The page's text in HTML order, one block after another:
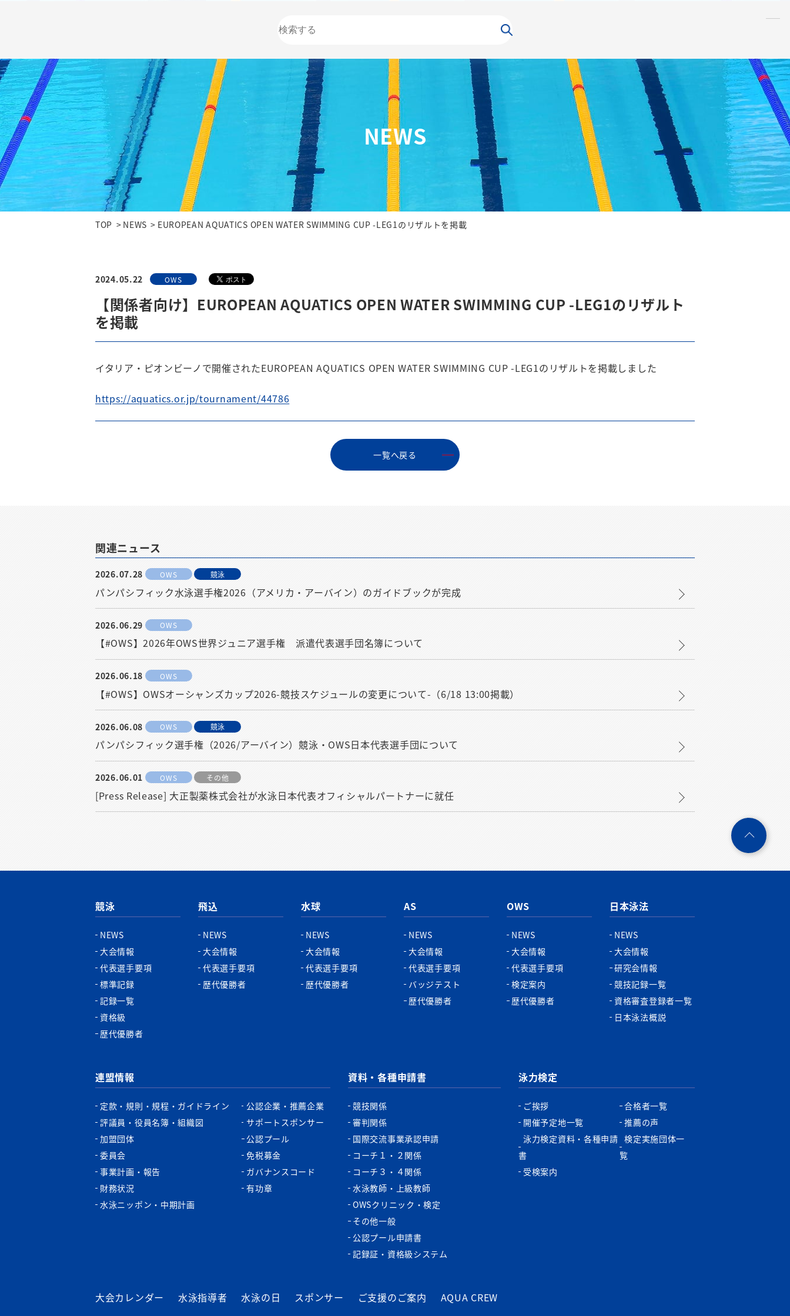
飛込
NEWS
TOP NEWS EUROPEAN AQUATICS OPEN WATER SWIMMING CUP -LEG1のリザルトを掲載
2024.05.22 OWS
【関係者向け】EUROPEAN AQUATICS OPEN WATER SWIMMING CUP -LEG1のリザルト
を掲載
イタリア・ピオンビーノで開催されたEUROPEAN AQUATICS OPEN WATER SWIMMING CUP -LEG1のリザルトを掲載しました
https://aquatics.or.jp/tournament/44786
⼀覧へ戻る
関連ニュース
2026.07.28 OWS 競泳
パンパシフィック水泳選手権2026（アメリカ・アーバイン）のガイドブックが完成
2026.06.29 OWS
【#OWS】2026年OWS世界ジュニア選手権 派遣代表選手団名簿について
2026.06.18 OWS
【#OWS】OWSオーシャンズカップ2026-競技スケジュールの変更について-（6/18 13:00掲載）
2026.06.08 OWS 競泳
パンパシフィック選手権（2026/アーバイン）競泳・OWS日本代表選手団について
2026.06.01 OWS その他
[Press Release] 大正製薬株式会社が水泳日本代表オフィシャルパートナーに就任
競泳
NEWS
大会情報
代表選手要項
標準記録
記録一覧
資格級
歴代優勝者
飛込
NEWS
大会情報
代表選手要項
歴代優勝者
水球
NEWS
大会情報
代表選手要項
歴代優勝者
AS
NEWS
大会情報
代表選手要項
バッジテスト
歴代優勝者
OWS
NEWS
大会情報
代表選手要項
検定案内
歴代優勝者
日本泳法
NEWS
大会情報
研究会情報
競技記録一覧
資格審査登録者一覧
日本泳法概説
連盟情報
定款・規則・規程・ガイドライン
評議員・役員名簿・組織図
加盟団体
委員会
事業計画・報告
財務状況
水泳ニッポン・中期計画
公認企業・推薦企業
サポートスポンサー
公認プール
免税募金
ガバナンスコード
有功章
資料・各種申請書
競技関係
審判関係
国際交流事業承認申請
コーチ１・２関係
コーチ３・４関係
水泳教師・上級教師
OWSクリニック・検定
その他一般
公認プール申請書
記録証・資格級システム
泳力検定
ご挨拶
開催予定地一覧
泳力検定資料・各種申請
書
受検案内
合格者一覧
推薦の声
検定実施団体一
覧
大会カレンダー 水泳指導者 水泳の日 スポンサー ご支援のご案内 AQUA CREW